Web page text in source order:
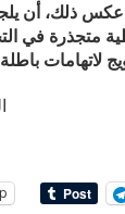
ذلك، أن يلجأ
متجذرة في